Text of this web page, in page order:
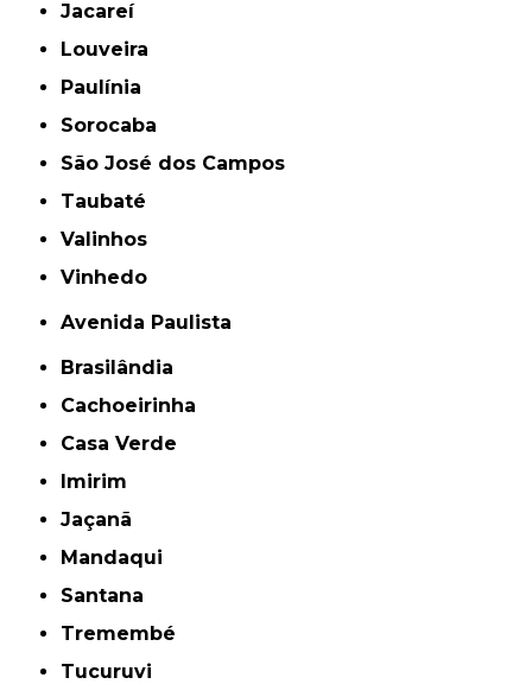
Jacareí
Louveira
Paulínia
Sorocaba
São José dos Campos
Taubaté
Valinhos
Vinhedo
Avenida Paulista
Brasilândia
Cachoeirinha
Casa Verde
Imirim
Jaçanã
Mandaqui
Santana
Tremembé
Tucuruvi